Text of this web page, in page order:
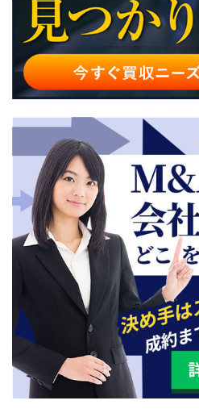
CRO・SMO業界のM&A・売
CRO・SMO業界のM&Aを成
CRO・SMO業界のM&A時に